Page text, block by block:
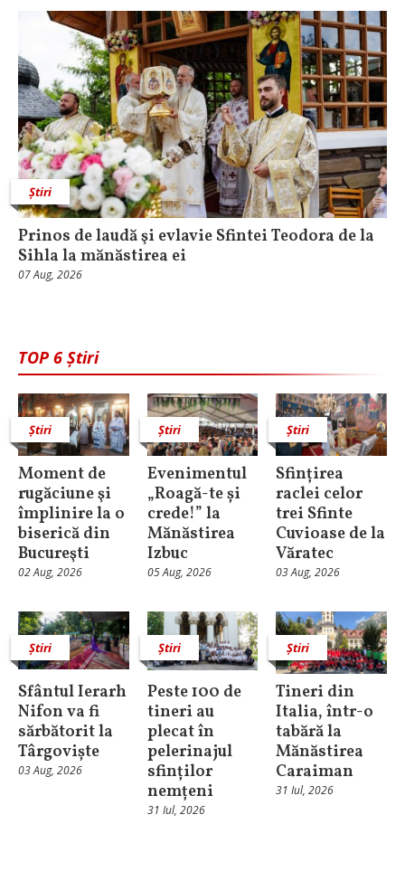
Știri
Prinos de laudă şi evlavie Sfintei Teodora de la
Sihla la mănăstirea ei
07 Aug, 2026
TOP 6 Știri
Știri
Moment de
rugăciune şi
împlinire la o
biserică din
Bucureşti
02 Aug, 2026
Știri
Evenimentul
„Roagă-te și
crede!” la
Mănăstirea
Izbuc
05 Aug, 2026
Știri
Sfințirea
raclei celor
trei Sfinte
Cuvioase de la
Văratec
03 Aug, 2026
Știri
Sfântul Ierarh
Nifon va fi
sărbătorit la
Târgoviște
03 Aug, 2026
Știri
Peste 100 de
tineri au
plecat în
pelerinajul
sfinților
nemțeni
31 Iul, 2026
Știri
Tineri din
Italia, într-o
tabără la
Mănăstirea
Caraiman
31 Iul, 2026